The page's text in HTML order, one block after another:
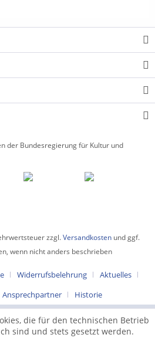
der Bundesregierung für Kultur und
zzgl.Versandkosten und ggf.
wenn nicht anders beschrieben
Widerrufsbelehrung
Aktuelles
Ansprechpartner Historie
die für den technischen Betrieb
sind und stets gesetzt werden.